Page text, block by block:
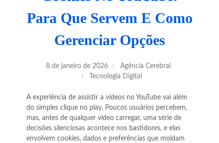
Para Que Servem E Como
Gerenciar Opções
8 de janeiro de 2026
Agência Cerebral
Tecnologia Digital
A experiência de assistir a vídeos no YouTube vai além
do simples clique no play. Poucos usuários percebem,
mas, antes de qualquer vídeo carregar, uma série de
decisões silenciosas acontece nos bastidores, e elas
envolvem cookies, dados e preferências que moldam